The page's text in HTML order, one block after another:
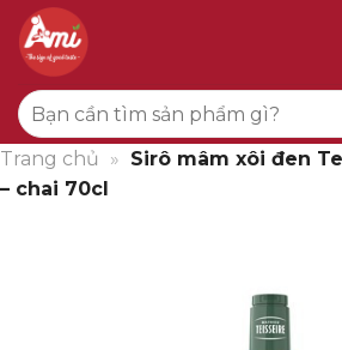
qua
dung
Tìm
kiếm:
Trang chủ » Sirô mâm xôi đen
– chai 70cl